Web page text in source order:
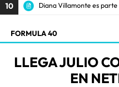
10 Diana Villamonte es parte
FORMULA 40
LLEGA JULIO
EN